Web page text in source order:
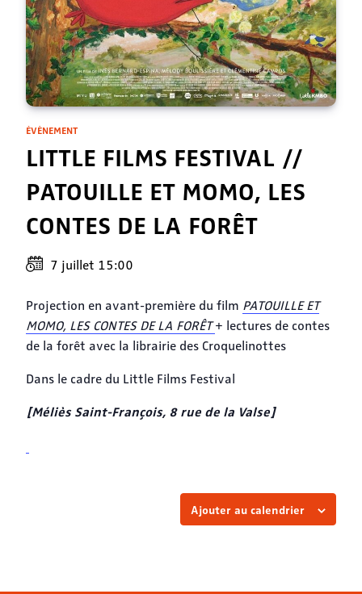
ÉVÈNEMENT
LITTLE FILMS FESTIVAL //
PATOUILLE ET MOMO, LES
CONTES DE LA FORÊT
7 juillet 15:00
Projection en avant-première du film PATOUILLE ET
MOMO, LES CONTES DE LA FORÊT+ lectures de contes
de la forêt avec la librairie des Croquelinottes
Dans le cadre du Little Films Festival
[Méliès Saint-François, 8 rue de la Valse]
Ajouter au calendrier